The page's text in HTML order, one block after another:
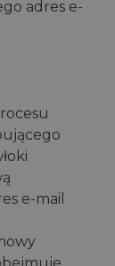
adres e-
e-mail